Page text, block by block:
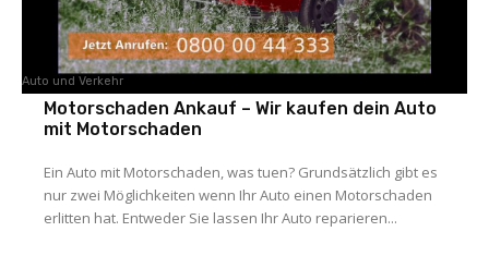
Auto und Verkehr
Motorschaden Ankauf – Wir kaufen dein Auto
mit Motorschaden
Ein Auto mit Motorschaden, was tuen? Grundsätzlich gibt es
nur zwei Möglichkeiten wenn Ihr Auto einen Motorschaden
erlitten hat. Entweder Sie lassen Ihr Auto reparieren...